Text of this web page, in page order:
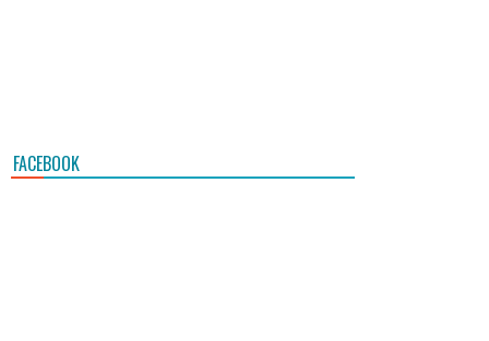
FACEBOOK